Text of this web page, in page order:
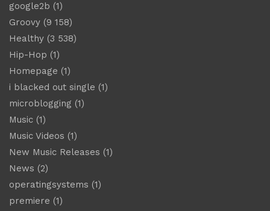
google2b (1)
Groovy (9 158)
Healthy (3 538)
Hip-Hop (1)
Homepage (1)
i blacked out single (1)
microblogging (1)
Music (1)
Music Videos (1)
New Music Releases (1)
News (2)
operatingsystems (1)
premiere (1)